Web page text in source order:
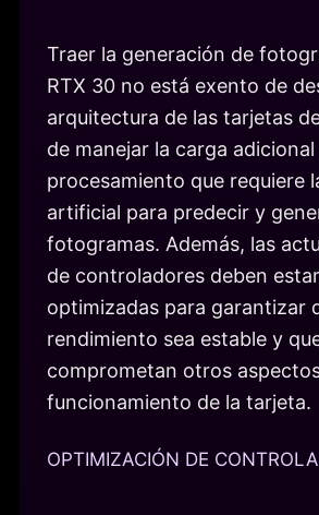
Traer la generación de
RTX 30 no está exento de
arquitectura de las tarjetas
de manejar la carga adicional
procesamiento que requiere
artificial para predecir y
fotogramas. Además, las
de controladores deben
optimizadas para garantizar
rendimiento sea estable y
comprometan otros
funcionamiento de la tarjeta.
OPTIMIZACIÓN DE